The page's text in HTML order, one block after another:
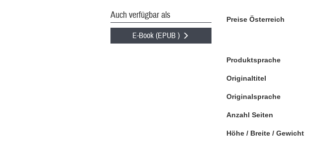
Auch verfügbar als
E-Book (EPUB )
Preise Österreich
Produktsprache
Originaltitel
Originalsprache
Anzahl Seiten
Höhe / Breite / Gewicht